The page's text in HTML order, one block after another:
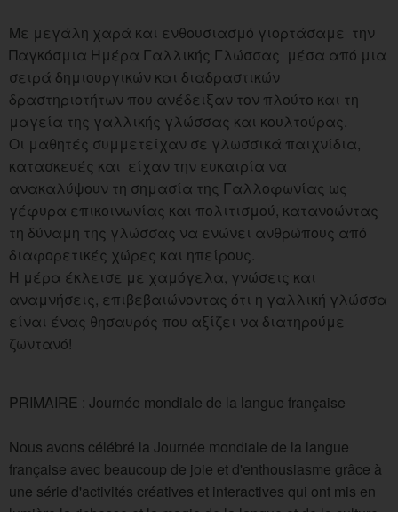
Με μεγάλη χαρά και ενθουσιασμό γιορτάσαμε την
Παγκόσμια Ημέρα Γαλλικής Γλώσσας μέσα από μια
σειρά δημιουργικών και διαδραστικών
δραστηριοτήτων που ανέδειξαν τον πλούτο και τη
μαγεία της γαλλικής γλώσσας και κουλτούρας.
Οι μαθητές συμμετείχαν σε γλωσσικά παιχνίδια,
κατασκευές και είχαν την ευκαιρία να
ανακαλύψουν τη σημασία της Γαλλοφωνίας ως
γέφυρα επικοινωνίας και πολιτισμού, κατανοώντας
τη δύναμη της γλώσσας να ενώνει ανθρώπους από
διαφορετικές χώρες και ηπείρους.
Η μέρα έκλεισε με χαμόγελα, γνώσεις και
αναμνήσεις, επιβεβαιώνοντας ότι η γαλλική γλώσσα
είναι ένας θησαυρός που αξίζει να διατηρούμε
ζωντανό!
PRIMAIRE : Journée mondiale de la langue française
Nous avons célébré la Journée mondiale de la langue
française avec beaucoup de joie et d'enthousiasme grâce à
une série d'activités créatives et interactives qui ont mis en